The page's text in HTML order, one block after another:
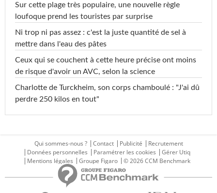
Sur cette plage très populaire, une nouvelle règle
loufoque prend les touristes par surprise
Ni trop ni pas assez : c'est la juste quantité de sel à
mettre dans l'eau des pâtes
Ceux qui se couchent à cette heure précise ont moins
de risque d'avoir un AVC, selon la science
Charlotte de Turckheim, son corps chamboulé : "J'ai dû
perdre 250 kilos en tout"
Qui sommes-nous ? Contact Publicité
Recrutement
Données personnelles
Paramétrer les cookies
Gérer Utiq
Mentions légales
Groupe Figaro © 2026 CCM Benchmark